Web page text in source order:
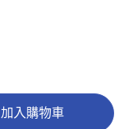
加入購物車